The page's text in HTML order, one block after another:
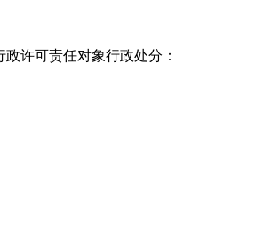
许可责任对象行政处分：